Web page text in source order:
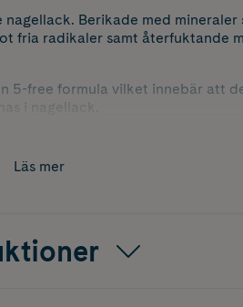
Berikade med
fria radikaler samt återfuktande
5-free formula vilket innebär att
i nagellack.
Läs mer